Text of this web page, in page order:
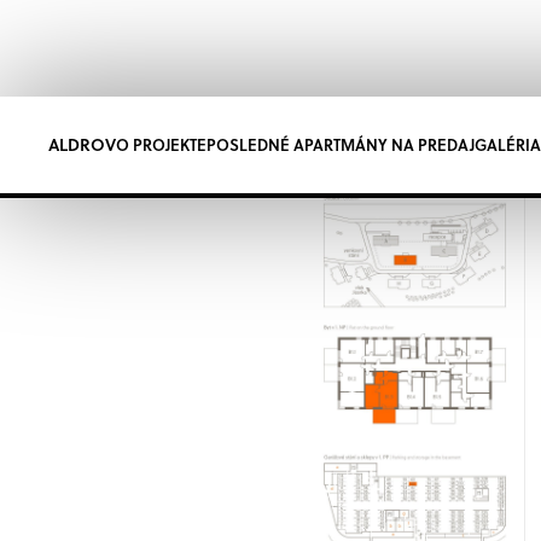
PROJEKTY V PREDAJIPRÍPRAVNÉ
ALDROVO PROJEKTEPOSLEDNÉ APARTMÁNY NA PREDAJGALÉRIA